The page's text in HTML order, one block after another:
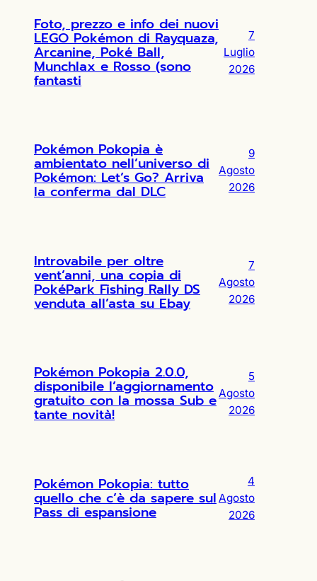
Foto, prezzo e info dei nuovi
LEGO Pokémon di Rayquaza,
Arcanine, Poké Ball,
Munchlax e Rosso (sono
fantasti
7
Luglio
2026
Pokémon Pokopia è
ambientato nell’universo di
Pokémon: Let’s Go? Arriva
la conferma dal DLC
9
Agosto
2026
Introvabile per oltre
vent’anni, una copia di
PokéPark Fishing Rally DS
venduta all’asta su Ebay
7
Agosto
2026
Pokémon Pokopia 2.0.0,
disponibile l’aggiornamento
gratuito con la mossa Sub e
tante novità!
5
Agosto
2026
Pokémon Pokopia: tutto
quello che c’è da sapere sul
Pass di espansione
4
Agosto
2026